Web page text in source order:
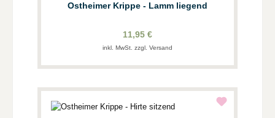
Ostheimer Krippe - Lamm liegend
11,95 €
inkl. MwSt. zzgl. Versand